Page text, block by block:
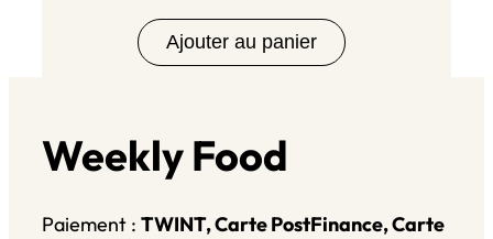
Ajouter au panier
Weekly Food
Paiement : TWINT, Carte PostFinance, Carte